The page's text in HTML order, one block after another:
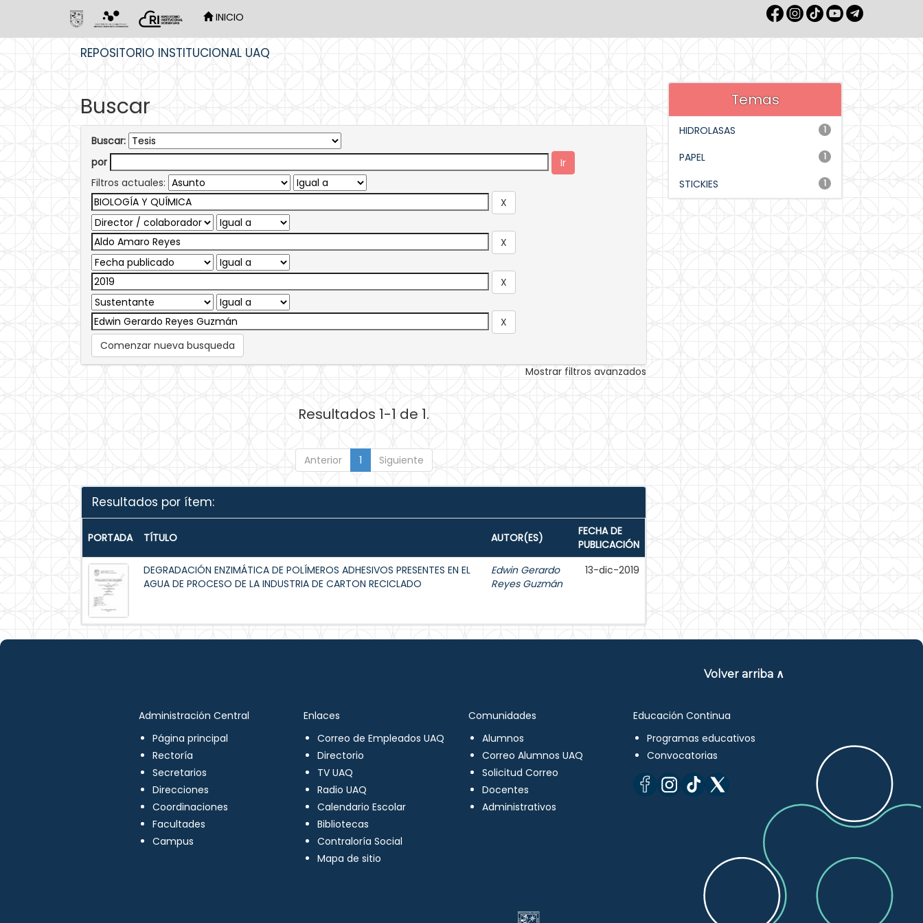
INICIO
REPOSITORIO INSTITUCIONAL UAQ
Buscar
Buscar:
por
Filtros actuales:
Comenzar nueva busqueda
Mostrar filtros avanzados
Resultados 1-1 de 1.
Anterior 1 Siguiente
Resultados por ítem:
PORTADA TÍTULO AUTOR(ES)
FECHA DE
PUBLICACIÓN
DEGRADACIÓN ENZIMÁTICA DE POLÍMEROS ADHESIVOS PRESENTES EN EL
AGUA DE PROCESO DE LA INDUSTRIA DE CARTON RECICLADO
Edwin Gerardo
Reyes Guzmán
13-dic-2019
Temas
1
HIDROLASAS
1
PAPEL
1
STICKIES
Volver arriba ∧
Administración Central
Página principal
Rectoría
Secretarios
Direcciones
Coordinaciones
Facultades
Campus
Enlaces
Correo de Empleados UAQ
Directorio
TV UAQ
Radio UAQ
Calendario Escolar
Bibliotecas
Contraloría Social
Mapa de sitio
Comunidades
Alumnos
Correo Alumnos UAQ
Solicitud Correo
Docentes
Administrativos
Educación Continua
Programas educativos
Convocatorias